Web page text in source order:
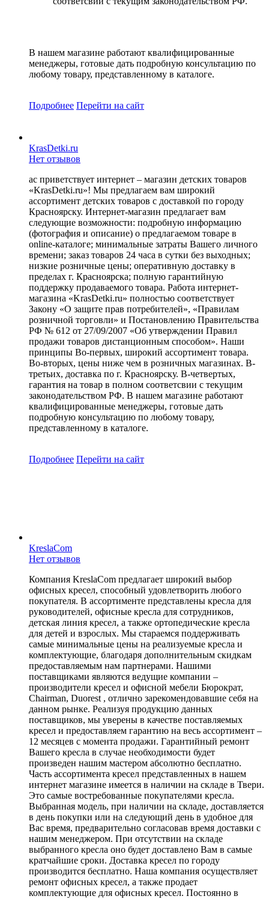
В нашем магазине работают квалифицированные
менеджеры, готовые дать подробную консультацию по
любому товару, представленному в каталоге.
Подробнее Перейти на сайт
KrasDetki.ru
Нет отзывов
ас приветствует интернет – магазин детских товаров
«KrasDetki.ru»! Мы предлагаем вам широкий
ассортимент детских товаров с доставкой по городу
Красноярску. Интернет-магазин предлагает вам
следующие возможности: подробную информацию
(фотография и описание) о предлагаемом товаре в
online-каталоге; минимальные затраты Вашего личного
времени; заказ товаров 24 часа в сутки без выходных;
низкие розничные цены; оперативную доставку в
пределах г. Красноярска; полную гарантийную
поддержку продаваемого товара. Работа интернет-
магазина «KrasDetki.ru» полностью соответствует
Закону «О защите прав потребителей», «Правилам
розничной торговли» и Постановлению Правительства
РФ № 612 от 27/09/2007 «Об утверждении Правил
продажи товаров дистанционным способом». Наши
принципы Во-первых, широкий ассортимент товара.
Во-вторых, цены ниже чем в розничных магазинах. В-
третьих, доставка по г. Красноярску. В-четвертых,
гарантия на товар в полном соответсвии с текущим
законодательством РФ. В нашем магазине работают
квалифицированные менеджеры, готовые дать
подробную консультацию по любому товару,
представленному в каталоге.
Подробнее Перейти на сайт
KreslaCom
Нет отзывов
Компания KreslaCom предлагает широкий выбор
офисных кресел, способный удовлетворить любого
покупателя. В ассортименте представлены кресла для
руководителей, офисные кресла для сотрудников,
детская линия кресел, а также ортопедические кресла
для детей и взрослых. Мы стараемся поддерживать
самые минимальные цены на реализуемые кресла и
комплектующие, благодаря дополнительным скидкам
предоставляемым нам партнерами. Нашими
поставщиками являются ведущие компании –
производители кресел и офисной мебели Бюрократ,
Chairman, Duorest , отлично зарекомендовавшие себя на
данном рынке. Реализуя продукцию данных
поставщиков, мы уверены в качестве поставляемых
кресел и предоставляем гарантию на весь ассортимент –
12 месяцев с момента продажи. Гарантийный ремонт
Вашего кресла в случае необходимости будет
произведен нашим мастером абсолютно бесплатно.
Часть ассортимента кресел представленных в нашем
интернет магазине имеется в наличии на складе в Твери.
Это самые востребованные покупателями кресла.
Выбранная модель, при наличии на складе, доставляется
в день покупки или на следующий день в удобное для
Вас время, предварительно согласовав время доставки с
нашим менеджером. При отсутствии на складе
выбранного кресла оно будет доставлено Вам в самые
кратчайшие сроки. Доставка кресел по городу
производится бесплатно. Наша компания осуществляет
ремонт офисных кресел, а также продает
комплектующие для офисных кресел. Постоянно в